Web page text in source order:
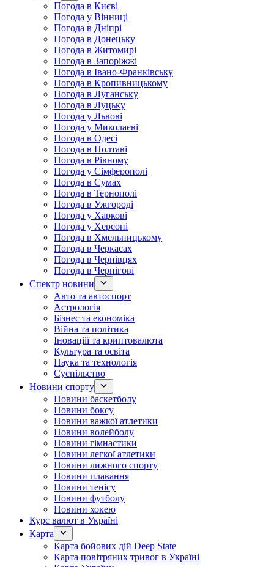
Погода в Києві
Погода у Вінниці
Погода в Дніпрі
Погода в Донецьку
Погода в Житомирі
Погода в Запоріжжі
Погода в Івано-Франківську
Погода в Кропивницькому
Погода в Луганську
Погода в Луцьку
Погода у Львові
Погода у Миколаєві
Погода в Одесі
Погода в Полтаві
Погода в Рівному
Погода у Сімферополі
Погода в Сумах
Погода в Тернополі
Погода в Ужгороді
Погода у Харкові
Погода у Херсоні
Погода в Хмельницькому
Погода в Черкасах
Погода в Чернівцях
Погода в Чернігові
Спектр новини
Авто та автоспорт
Астрологія
Бізнес та економіка
Війна та політика
Іноваціії та криптовалюта
Культура та освіта
Наука та технологія
Суспільство
Новини спорту
Новини баскетболу
Новини боксу
Новини важкої атлетики
Новини волейболу
Новини гімнастики
Новини легкої атлетики
Новини лижного спорту
Новини плавання
Новини тенісу
Новини футболу
Новини хокею
Курс валют в Україні
Карта
Карта бойових дій Deep State
Карта повітряних тривог в Україні